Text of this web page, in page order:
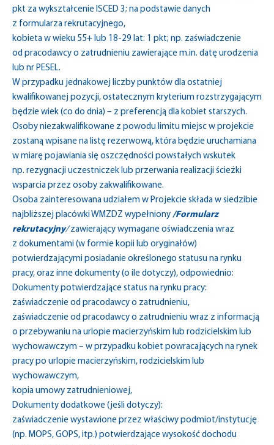
pkt za wykształcenie ISCED 3; na podstawie danych
z formularza rekrutacyjnego,
kobieta w wieku 55+ lub 18-29 lat: 1 pkt; np. zaświadczenie
od pracodawcy o zatrudnieniu zawierające m.in. datę urodzenia
lub nr PESEL.
W przypadku jednakowej liczby punktów dla ostatniej
kwalifikowanej pozycji, ostatecznym kryterium rozstrzygającym
będzie wiek (co do dnia) – z preferencją dla kobiet starszych.
Osoby niezakwalifikowane z powodu limitu miejsc w projekcie
zostaną wpisane na listę rezerwową, która będzie uruchamiana
w miarę pojawiania się oszczędności powstałych wskutek
np. rezygnacji uczestniczek lub przerwania realizacji ścieżki
wsparcia przez osoby zakwalifikowane.
Osoba zainteresowana udziałem w Projekcie składa w siedzibie
najbliższej placówki WMZDZ wypełniony /Formularz
rekrutacyjny/zawierający wymagane oświadczenia wraz
z dokumentami (w formie kopii lub oryginałów)
potwierdzającymi posiadanie określonego statusu na rynku
pracy, oraz inne dokumenty (o ile dotyczy), odpowiednio:
Dokumenty potwierdzające status na rynku pracy:
zaświadczenie od pracodawcy o zatrudnieniu,
zaświadczenie od pracodawcy o zatrudnieniu wraz z informacją
o przebywaniu na urlopie macierzyńskim lub rodzicielskim lub
wychowawczym – w przypadku kobiet powracających na rynek
pracy po urlopie macierzyńskim, rodzicielskim lub
wychowawczym,
kopia umowy zatrudnieniowej,
Dokumenty dodatkowe (jeśli dotyczy):
zaświadczenie wystawione przez właściwy podmiot/instytucję
(np. MOPS, GOPS, itp.) potwierdzające wysokość dochodu